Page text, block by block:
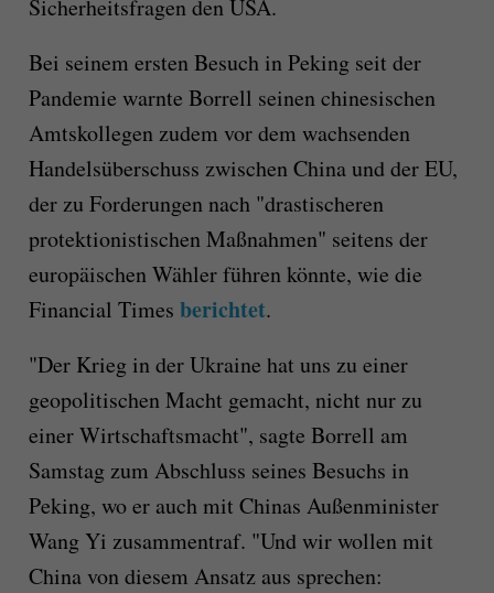
Sicherheitsfragen den USA.
Bei seinem ersten Besuch in Peking seit der
Pandemie warnte Borrell seinen chinesischen
Amtskollegen zudem vor dem wachsenden
Handelsüberschuss zwischen China und der EU,
der zu Forderungen nach "drastischeren
protektionistischen Maßnahmen" seitens der
europäischen Wähler führen könnte, wie die
Financial Times berichtet.
"Der Krieg in der Ukraine hat uns zu einer
geopolitischen Macht gemacht, nicht nur zu
einer Wirtschaftsmacht", sagte Borrell am
Samstag zum Abschluss seines Besuchs in
Peking, wo er auch mit Chinas Außenminister
Wang Yi zusammentraf. "Und wir wollen mit
China von diesem Ansatz aus sprechen: